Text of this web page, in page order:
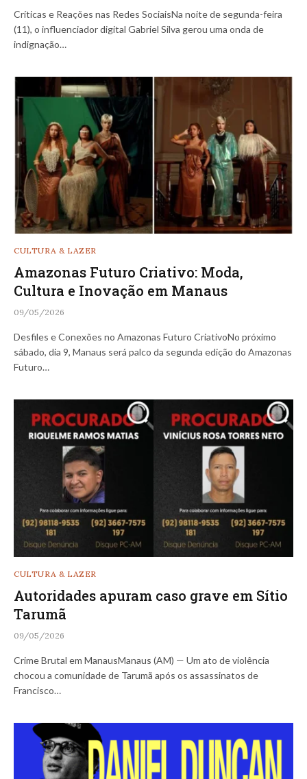
Críticas e Reações nas Redes SociaisNa noite de segunda-feira
(11), o influenciador digital Gabriel Silva gerou uma onda de
indignação…
CULTURA & LAZER
Amazonas Futuro Criativo: Moda,
Cultura e Inovação em Manaus
09/05/2026
Desfiles e Conexões no Amazonas Futuro CriativoNo próximo
sábado, dia 9, Manaus será palco da segunda edição do Amazonas
Futuro…
CULTURA & LAZER
Autoridades apuram caso grave em Sítio
Tarumã
09/05/2026
Crime Brutal em ManausManaus (AM) — Um ato de violência
chocou a comunidade de Tarumã após os assassinatos de
Francisco…